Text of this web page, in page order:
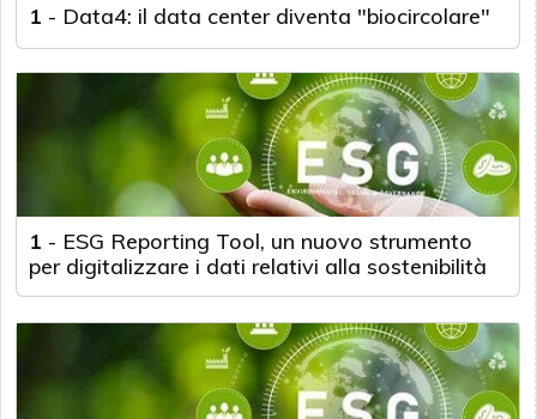
1 - Data4: il data center diventa "biocircolare"
1 - ESG Reporting Tool, un nuovo strumento
per digitalizzare i dati relativi alla sostenibilità